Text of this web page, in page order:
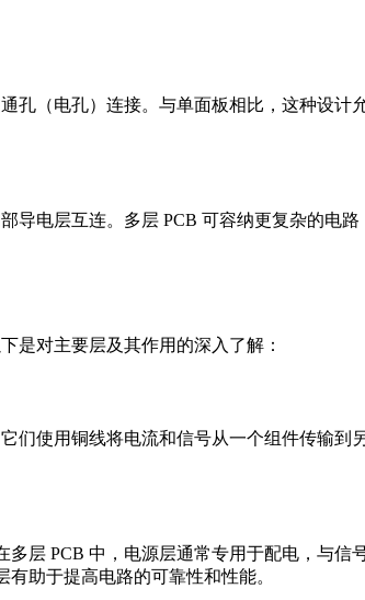
孔（电孔）连接。与单面板相比，这种设
导电层互连。多层 PCB 可容纳更复杂的
是对主要层及其作用的深入了解：
们使用铜线将电流和信号从一个组件传输
层 PCB 中，电源层通常专用于配电，与
助于提高电路的可靠性和性能。